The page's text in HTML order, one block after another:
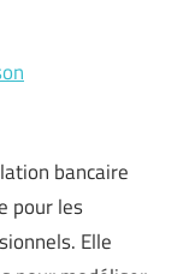
bancaire
pour les
Elle